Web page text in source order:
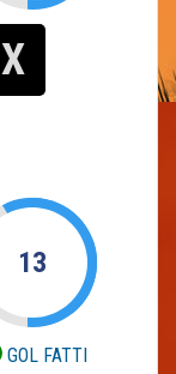
X
13
GOL FATTI